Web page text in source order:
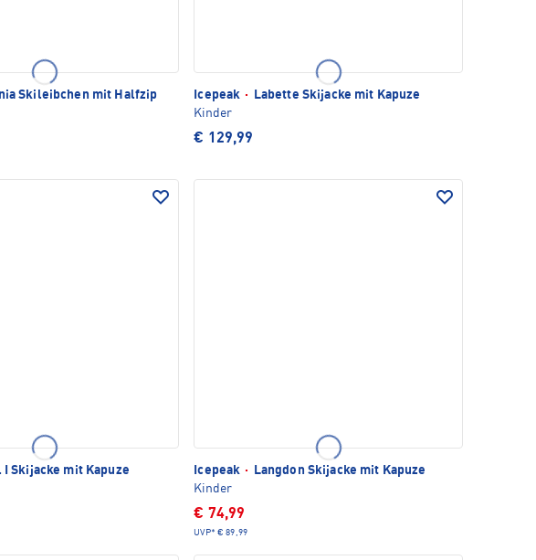
Skileibchen mit Halfzip
Icepeak ·
Labette Skijacke mit Kapuze
Kinder
€ 129,99
I Skijacke mit Kapuze
Icepeak ·
Langdon Skijacke mit Kapuze
Kinder
€ 74,99
UVP* € 89,99